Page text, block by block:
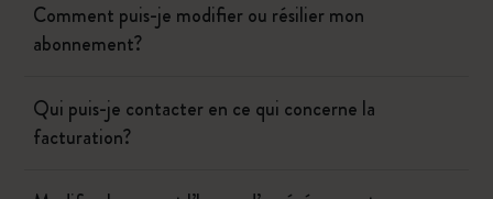
Comment puis-je modifier ou résilier mon
abonnement?
Qui puis-je contacter en ce qui concerne la
facturation?